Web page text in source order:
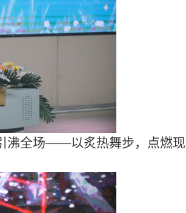
沸全场——以炙热舞步， 点燃